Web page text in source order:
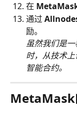
在
通过
励。
虽然我们是
时，从技术
智能合约。
MetaMask